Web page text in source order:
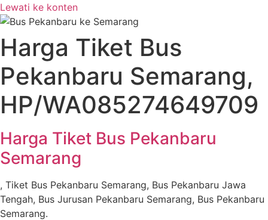
Lewati ke konten
Harga Tiket Bus
Pekanbaru Semarang,
HP/WA085274649709
Harga Tiket Bus Pekanbaru
Semarang
, Tiket Bus Pekanbaru Semarang, Bus Pekanbaru Jawa
Tengah, Bus Jurusan Pekanbaru Semarang, Bus Pekanbaru
Semarang.